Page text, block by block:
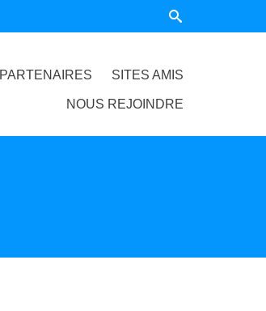
PARTENAIRES SITES AMIS
NOUS REJOINDRE